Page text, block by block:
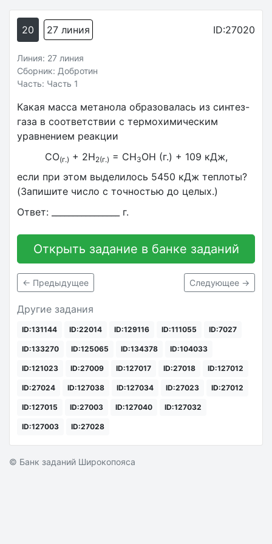
20 27 линия ID:27020
Линия: 27 линия
Сборник: Добротин
Часть: Часть 1
Какая масса метанола образовалась из синтез-
газа в соответствии с термохимическим
уравнением реакции
CO(г.) + 2H2(г.) = CH3OH (г.) + 109 кДж,
если при этом выделилось 5450 кДж теплоты?
(Запишите число с точностью до целых.)
Ответ: ________________ г.
Открыть задание в банке заданий
← Предыдущее Следующее →
Другие задания
ID:131144 ID:22014 ID:129116 ID:111055 ID:7027
ID:133270 ID:125065 ID:134378 ID:104033
ID:121023 ID:27009 ID:127017 ID:27018 ID:127012
ID:27024 ID:127038 ID:127034 ID:27023 ID:27012
ID:127015 ID:27003 ID:127040 ID:127032
ID:127003 ID:27028
© Банк заданий Широкопояса